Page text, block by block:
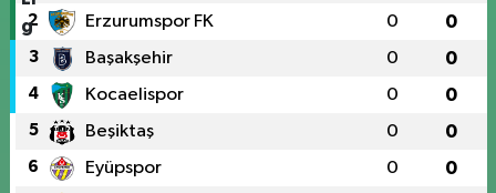
2 Erzurumspor FK 0 0
3 Başakşehir 0 0
4 Kocaelispor 0 0
5 Beşiktaş 0 0
6 Eyüpspor 0 0